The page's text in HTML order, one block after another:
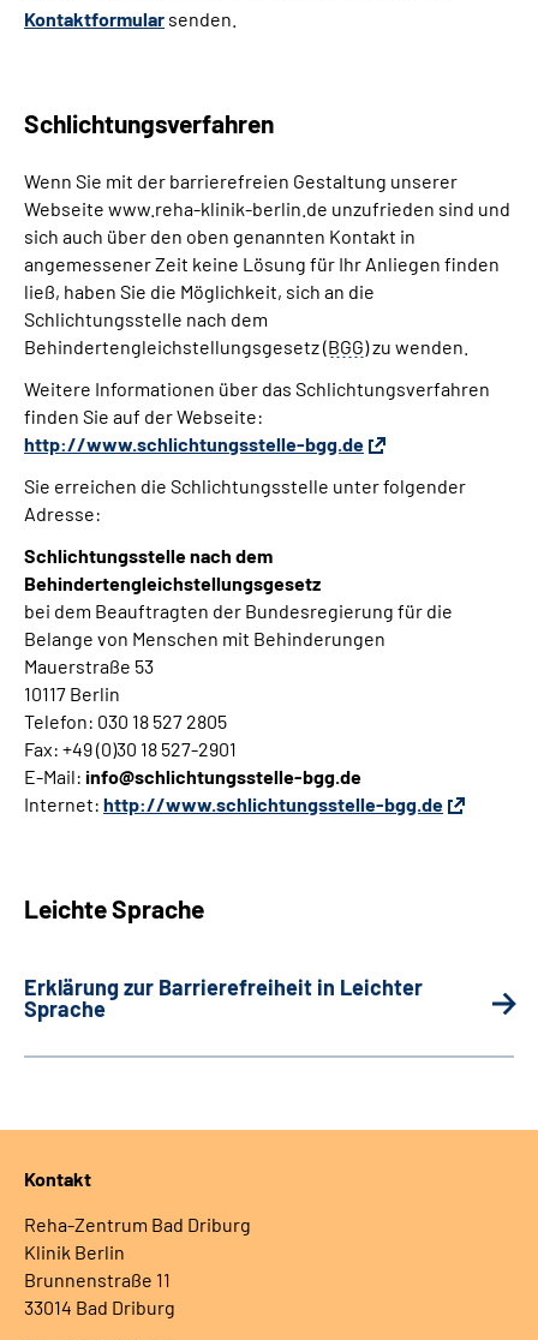
Kontaktformular senden.
Schlichtungsverfahren
Wenn Sie mit der barrierefreien Gestaltung unserer
Webseite www.reha-klinik-berlin.de unzufrieden sind und
sich auch über den oben genannten Kontakt in
angemessener Zeit keine Lösung für Ihr Anliegen finden
ließ, haben Sie die Möglichkeit, sich an die
Schlichtungsstelle nach dem
Behindertengleichstellungsgesetz (BGG) zu wenden.
Weitere Informationen über das Schlichtungsverfahren
finden Sie auf der Webseite:
http://www.schlichtungsstelle-bgg.de
Sie erreichen die Schlichtungsstelle unter folgender
Adresse:
Schlichtungsstelle nach dem
Behindertengleichstellungsgesetz
bei dem Beauftragten der Bundesregierung für die
Belange von Menschen mit Behinderungen
Mauerstraße 53
10117 Berlin
Telefon: 030 18 527 2805
Fax: +49 (0)30 18 527-2901
E-Mail: info@schlichtungsstelle-bgg.de
Internet: http://www.schlichtungsstelle-bgg.de
Leichte Sprache
Erklärung zur Barrierefreiheit in Leichter
Sprache
Kontakt
Reha-Zentrum Bad Driburg
Klinik Berlin
Brunnenstraße 11
33014 Bad Driburg